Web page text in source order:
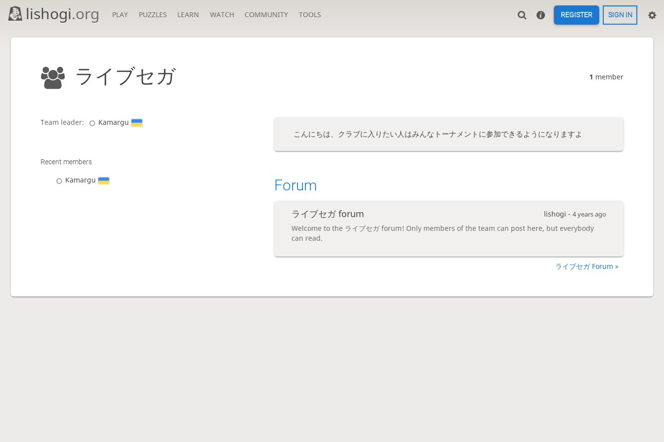
lishogi.org PLAY PUZZLES LEARN WATCH COMMUNITY TOOLS REGISTER SIGN IN
ライブセガ 1 member
Team leader: Kamargu
Recent members
Kamargu
こんにちは、クラブに入りたい人はみんなトーナメントに参加できるようになりますよ
Forum
ライブセガ forum lishogi - 4 years ago
Welcome to the ライブセガ forum! Only members of the team can post here, but everybody
can read.
ライブセガ Forum »